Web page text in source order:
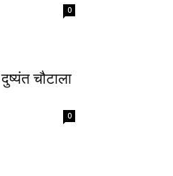
0
चौटाला
0